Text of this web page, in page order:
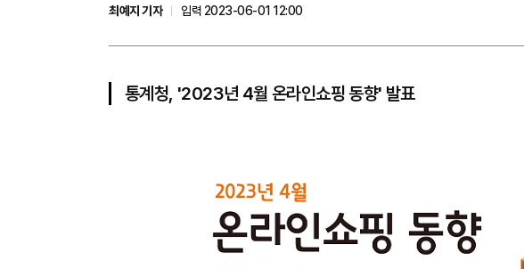
최예지 기자
입력 2023-06-01 12:00
통계청, '2023년 4월 온라인쇼핑 동향' 발표